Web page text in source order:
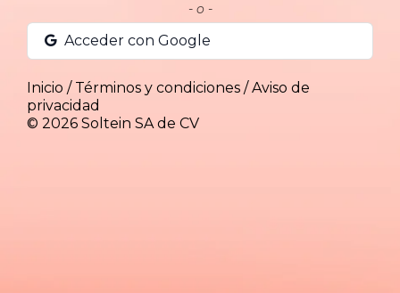
- o -
Acceder con Google
Inicio / Términos y condiciones /Aviso de
privacidad
© 2026 Soltein SA de CV